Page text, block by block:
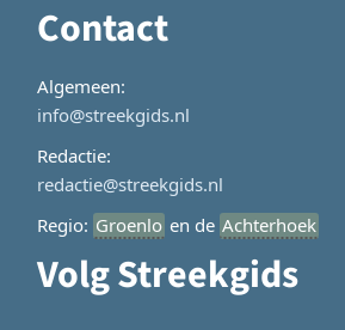
Contact
Algemeen:
info@streekgids.nl
Redactie:
redactie@streekgids.nl
Regio: Groenlo en de Achterhoek
Volg Streekgids